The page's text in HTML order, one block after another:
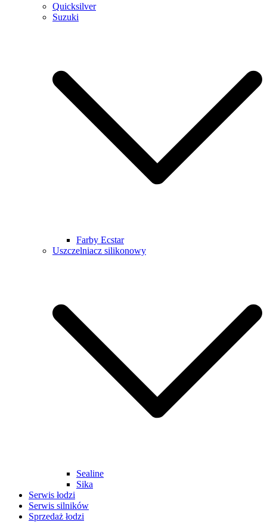
Quicksilver
Suzuki
Farby Ecstar
Uszczelniacz silikonowy
Sealine
Sika
Serwis łodzi
Serwis silników
Sprzedaż łodzi